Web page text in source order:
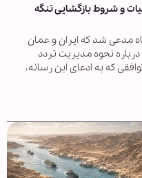
و شروط بازگشایی تنگه
مدعی شد که ایران و عمان
نحوه مدیریت تردد
که به ادعای این رسانه،